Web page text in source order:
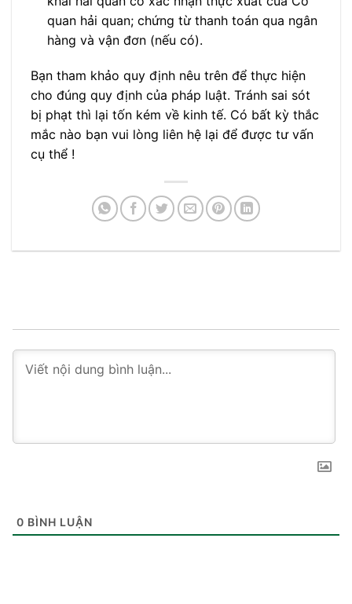
quan hải quan; chứng từ thanh toán qua ngân
hàng và vận đơn (nếu có).
Bạn tham khảo quy định nêu trên để thực hiện
cho đúng quy định của pháp luật. Tránh sai sót
bị phạt thì lại tốn kém về kinh tế. Có bất kỳ thắc
mắc nào bạn vui lòng liên hệ lại để được tư vấn
cụ thể !
0 BÌNH LUẬN